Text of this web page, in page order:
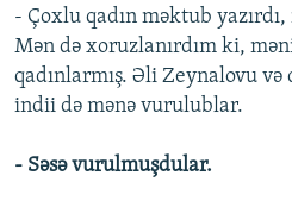
- Çoxlu qadın məktub yazırdı,
Mən də xoruzlanırdım ki,
qadınlarmış. Əli Zeynalovu
indii də mənə vurulublar.
- Səsə vurulmuşdular.